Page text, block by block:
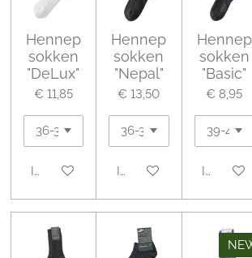
Hennep
sokken
"DeLux"
€ 11,85
In winkelwagen
Hennep
sokken
"Nepal"
€ 13,50
In winkelwagen
Hennep
sokken
"Basic"
€ 8,95
In